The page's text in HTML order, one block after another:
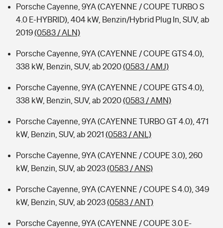
Porsche Cayenne, 9YA (CAYENNE / COUPE TURBO S
4.0 E-HYBRID), 404 kW, Benzin/Hybrid Plug In, SUV, ab
2019(0583 / ALN)
Porsche Cayenne, 9YA (CAYENNE / COUPE GTS 4.0),
338 kW, Benzin, SUV, ab 2020(0583 / AMJ)
Porsche Cayenne, 9YA (CAYENNE / COUPE GTS 4.0),
338 kW, Benzin, SUV, ab 2020(0583 / AMN)
Porsche Cayenne, 9YA (CAYENNE TURBO GT 4.0), 471
kW, Benzin, SUV, ab 2021 (0583 / ANL)
Porsche Cayenne, 9YA (CAYENNE / COUPE 3.0), 260
kW, Benzin, SUV, ab 2023(0583 / ANS)
Porsche Cayenne, 9YA (CAYENNE / COUPE S 4.0), 349
kW, Benzin, SUV, ab 2023(0583 / ANT)
Porsche Cayenne, 9YA (CAYENNE / COUPE 3.0 E-